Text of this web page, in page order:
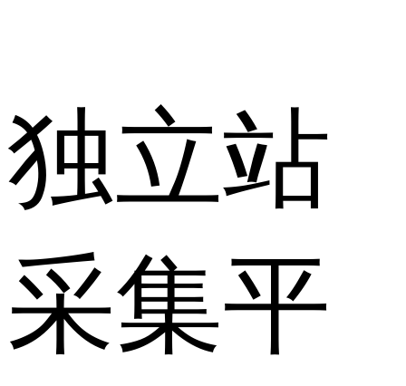
独立站
采集平